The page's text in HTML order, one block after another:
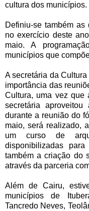
cultura dos municípios.
Definiu-se também
no exercício deste
maio. A
municípios que
A secretária da
importância das
Cultura, uma vez que
secretária
durante a reunião do
maio, será realizado,
um curso de
disponibilizadas
também a criação do
através da parceria
Além de Cairu,
municípios de
Tancredo Neves,